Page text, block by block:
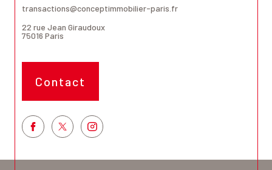
transactions@conceptimmobilier-paris.fr
22 rue Jean Giraudoux
75016
Paris
Contact